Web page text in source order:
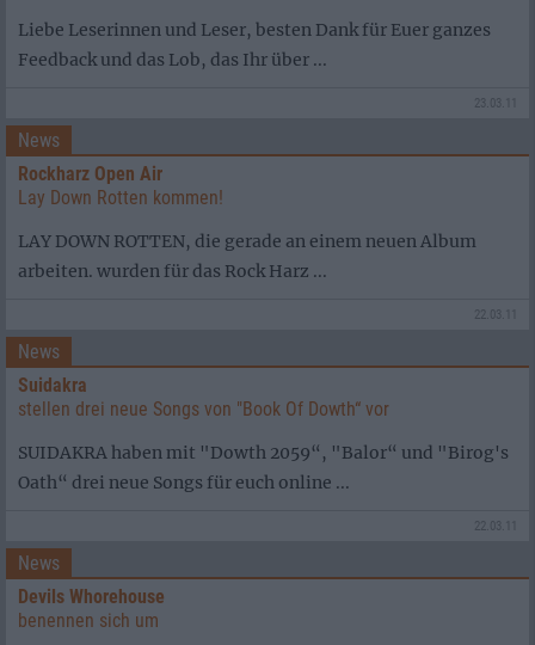
Liebe Leserinnen und Leser, besten Dank für Euer ganzes
Feedback und das Lob, das Ihr über ...
23.03.11
News
Rockharz Open Air
Lay Down Rotten kommen!
LAY DOWN ROTTEN, die gerade an einem neuen Album
arbeiten. wurden für das Rock Harz ...
22.03.11
News
Suidakra
stellen drei neue Songs von "Book Of Dowth“ vor
SUIDAKRA haben mit "Dowth 2059“, "Balor“ und "Birog's
Oath“ drei neue Songs für euch online ...
22.03.11
News
Devils Whorehouse
benennen sich um